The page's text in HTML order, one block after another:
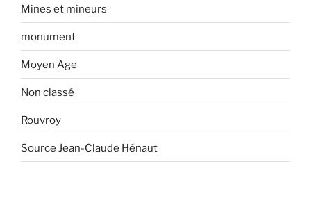
Mines et mineurs
monument
Moyen Age
Non classé
Rouvroy
Source Jean-Claude Hénaut